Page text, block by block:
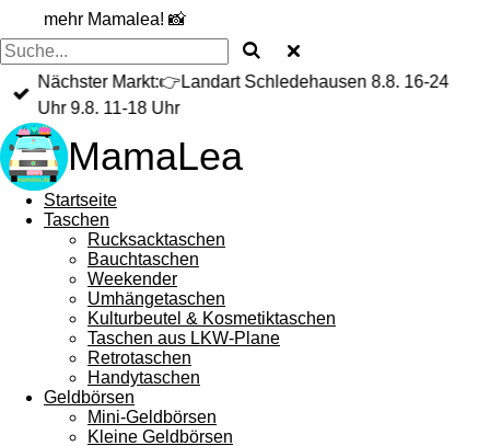
mehr Mamalea! 📸
Nächster Markt:👉Landart Schledehausen 8.8. 16-24
Uhr 9.8. 11-18 Uhr
MamaLea
Startseite
Taschen
Rucksacktaschen
Bauchtaschen
Weekender
Umhängetaschen
Kulturbeutel & Kosmetiktaschen
Taschen aus LKW-Plane
Retrotaschen
Handytaschen
Geldbörsen
Mini-Geldbörsen
Kleine Geldbörsen